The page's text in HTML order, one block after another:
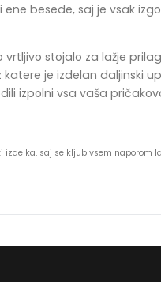
besede, saj je vsak
stojalo za lažje
je izdelan daljinski
izpolni vsa vaša
saj se kljub vsem naporom